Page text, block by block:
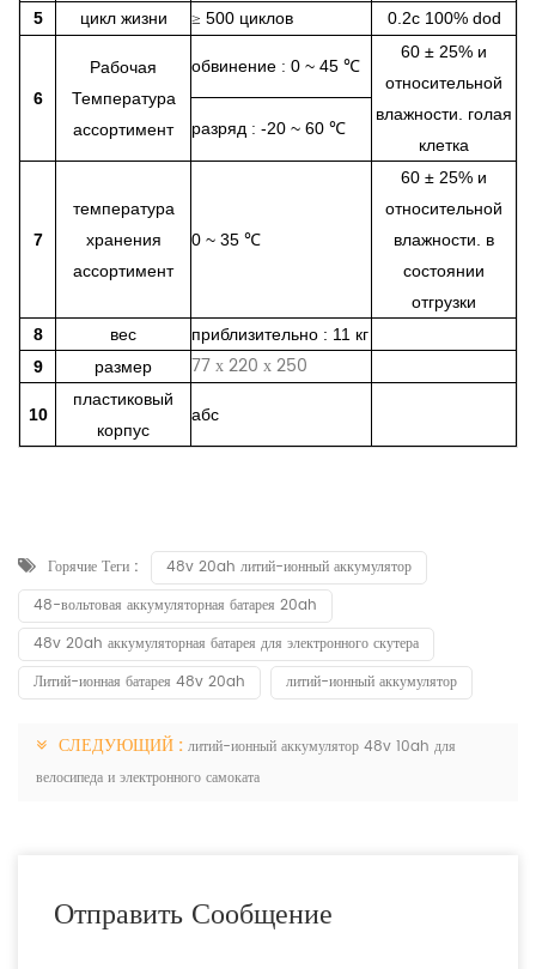
5 цикл жизни ≥ 500 циклов 0.2c 100% dod
6
Рабочая
Температура
ассортимент
обвинение : 0 ~ 45 ℃
60 ± 25% и
относительной
влажности. голая
клетка
разряд : -20 ~ 60 ℃
7
температура
хранения
ассортимент
0 ~ 35 ℃
60 ± 25% и
относительной
влажности. в
состоянии
отгрузки
8
вес приблизительно : 11 кг
9
размер 77 х 220 х 250
10
пластиковый
корпус
абс
Горячие Теги :
48v 20ah литий-ионный аккумулятор
48-вольтовая аккумуляторная батарея 20ah
48v 20ah аккумуляторная батарея для электронного скутера
Литий-ионная батарея 48v 20ah
литий-ионный аккумулятор
СЛЕДУЮЩИЙ : литий-ионный аккумулятор 48v 10ah для
велосипеда и электронного самоката
Отправить Сообщение